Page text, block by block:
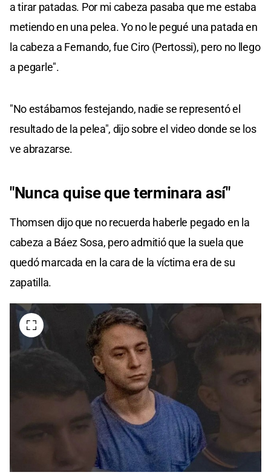
a tirar patadas. Por mi cabeza pasaba que me estaba
metiendo en una pelea. Yo no le pegué una patada en
la cabeza a Fernando, fue Ciro (Pertossi), pero no llego
a pegarle".
"No estábamos festejando, nadie se representó el
resultado de la pelea", dijo sobre el video donde se los
ve abrazarse.
"Nunca quise que terminara así"
Thomsen dijo que no recuerda haberle pegado en la
cabeza a Báez Sosa, pero admitió que la suela que
quedó marcada en la cara de la víctima era de su
zapatilla.